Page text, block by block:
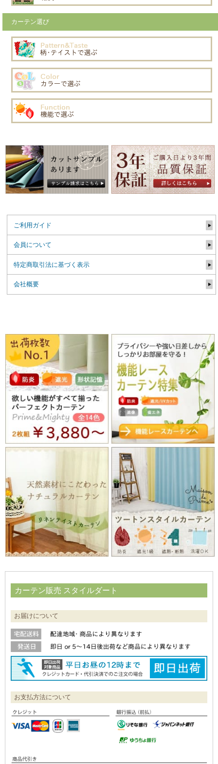
カーテン選び
ご利用ガイド
会員について
特定商取引法に基づく表示
会社概要
カーテン販売 スタイルダート
お届けについて
お支払方法について